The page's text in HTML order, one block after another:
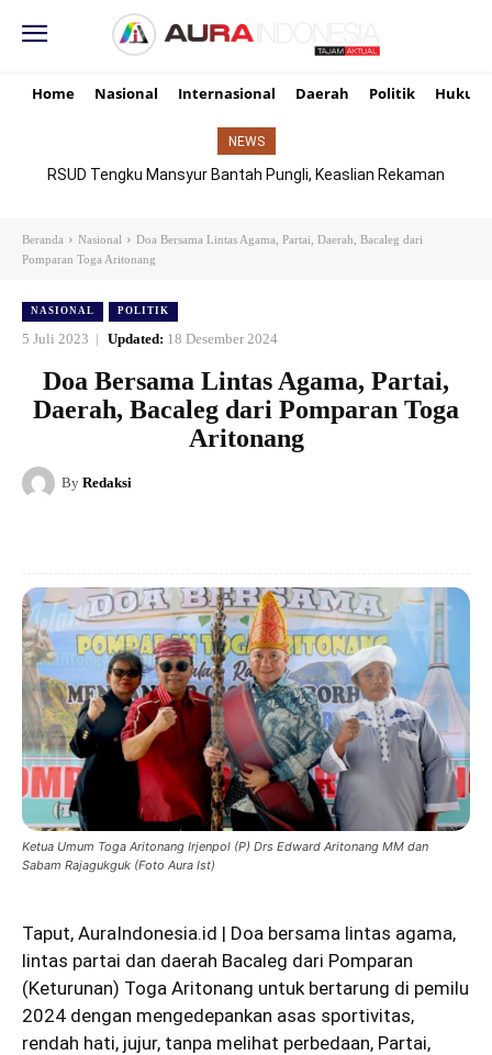
Home Nasional Internasional Daerah Politik Hukum
NEWS
RSUD Tengku Mansyur Bantah Pungli, Keaslian Rekaman
Beranda Nasional
Doa Bersama Lintas Agama, Partai, Daerah, Bacaleg dari
Pomparan Toga Aritonang
NASIONAL POLITIK
5 Juli 2023 Updated: 18 Desember 2024
Doa Bersama Lintas Agama, Partai,
Daerah, Bacaleg dari Pomparan Toga
Aritonang
By Redaksi
Ketua Umum Toga Aritonang Irjenpol (P) Drs Edward Aritonang MM dan
Sabam Rajagukguk (Foto Aura Ist)
Taput, AuraIndonesia.id | Doa bersama lintas agama,
lintas partai dan daerah Bacaleg dari Pomparan
(Keturunan) Toga Aritonang untuk bertarung di pemilu
2024 dengan mengedepankan asas sportivitas,
rendah hati, jujur, tanpa melihat perbedaan, Partai,